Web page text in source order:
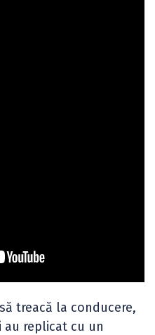
treacă la conducere,
au replicat cu un